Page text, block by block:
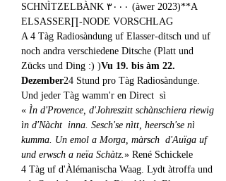
SCHNÌTZELBÀNK ٣٠٠٠ (àwer 2023)**A
ELSASSER∏-NODE VORSCHLAG
A 4 Tàg Radiosàndung uf Elasser-ditsch und uf
noch andra verschiedene Ditsche (Platt und
Zücks und Ding :) )Vu 19. bis àm 22.
Dezember24 Stund pro Tàg Radiosàndunge.
Und jeder Tàg wamm'r en Direct  sì
« Ìn d'Provence, d'Johreszitt schànschiera riewig
ìn d'Nàcht  inna. Sesch'se nìtt, heersch'se nì
kumma. Un emol a Morga, màrsch  d'Auïga uf
und erwsch a neïa Schàtz. » René Schickele
4 Tàg uf d'Àlémanischa Waag. Lydt àtroffa und